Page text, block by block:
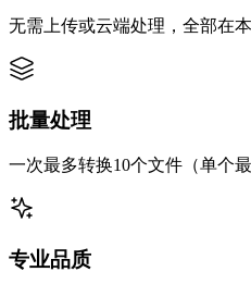
无需上传或云端处理，全部在本
批量处理
一次最多转换10个文件（单个
专业品质